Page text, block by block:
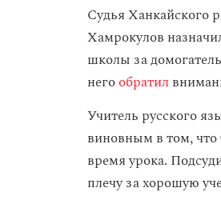
Судья Ханкайского
Хамрокулов
школы за
негообратил
Учитель русского
виновным в том, что
время урока.
плечу за хорошую